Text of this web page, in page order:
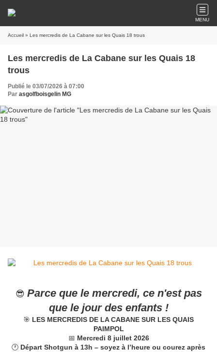
MENU
Accueil » Les mercredis de La Cabane sur les Quais 18 trous
Les mercredis de La Cabane sur les Quais 18
trous
Publié le 03/07/2026 à 07:00
Par asgolfboisgelin MG
😎 Parce que le mercredi, ce n'est pas
que le jour des enfants !
🎯 LES MERCREDIS DE LA CABANE SUR LES QUAIS
PAIMPOL
📅 Mercredi 8 juillet 2026
🕐 Départ Shotgun à 13h – soyez à l’heure ou courez après